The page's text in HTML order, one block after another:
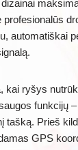
automatiškai
kai ryšys
funkcijų –
tašką. Prieš
GPS